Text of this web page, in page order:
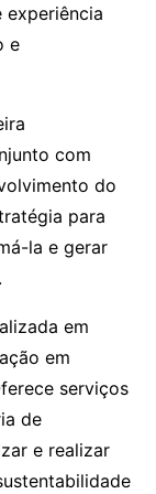
experiência
e
com
do
para
la e gerar
em
em
serviços
de
e realizar